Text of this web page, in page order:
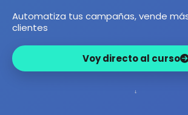
Automatiza tus campañas, vende
clientes
Voy directo al curso